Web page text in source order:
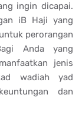
ingin dicapai.
iB Haji yang
perorangan
Anda yang
jenis
wadiah yad
dan